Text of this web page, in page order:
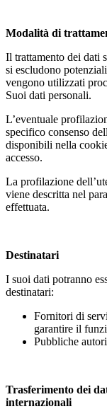
Modalità di
Il trattamento dei dati
si escludono
vengono utilizzati
Suoi dati personali.
L’eventuale
specifico consenso
disponibili nella
accesso.
La profilazione
viene descritta nel
effettuata.
Destinatari
I suoi dati potranno
destinatari:
Fornitori di
garantire il
Pubbliche
Trasferimento dei
internazionali